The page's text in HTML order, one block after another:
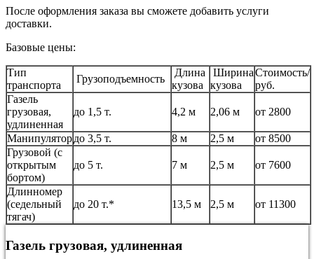
После оформления заказа вы сможете добавить услуги
доставки.
Базовые цены:
Тип
транспорта
Грузоподъемность
Длина
кузова
Ширина
кузова
Стоимость/
руб.
Газель
грузовая,
удлиненная
до 1,5 т. 4,2 м 2,06 м от 2800
Манипулятордо 3,5 т. 8 м 2,5 м
от 8500
Грузовой (с
открытым
бортом)
до 5 т. 7 м 2,5 м от 7600
Длинномер
(седельный
тягач)
до 20 т.* 13,5 м 2,5 м от 11300
Газель грузовая, удлиненная